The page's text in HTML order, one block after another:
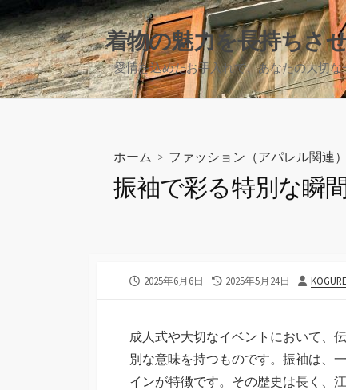
ン
テ
ン
ツ
着物の魅力を長持ちさ
愛情を込めたお手入れで、あなたの大切
ホーム > ファッション（アパレル関連）
振袖で彩る特別な瞬
公
2025年6月6日
最
日
2025年5月24日
投
KOGURE
成人式や大切なイベントにおいて、
別な意味を持つものです。 振袖は、
インが特徴です。その歴史は長く、